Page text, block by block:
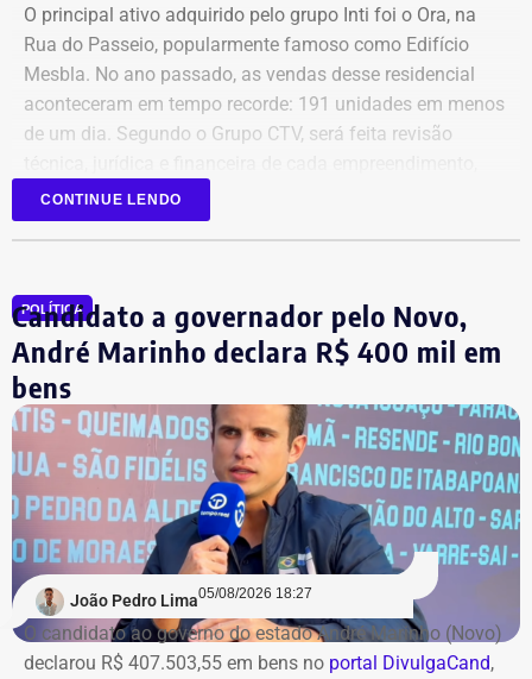
O principal ativo adquirido pelo grupo Inti foi o Ora, na
Rua do Passeio, popularmente famoso como Edifício
Mesbla. No ano passado, as vendas desse residencial
aconteceram em tempo recorde: 191 unidades em menos
de um dia. Segundo o Grupo CTV, será feita revisão
antes da retomada dos canteiros. Cronogramas de
entrega terão novas datas. Também haverá a definição
a Artesanal investimentos.
CONTINUE LENDO
POLÍTICA
Candidato a governador pelo Novo,
André Marinho declara R$ 400 mil em
bens
João Pedro Lima05/08/2026 18:27
O candidato ao governo do estado André Marinho (Novo)
declarou R$ 407.503,55 em bens no portal DivulgaCand,